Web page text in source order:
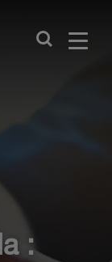
Close
: